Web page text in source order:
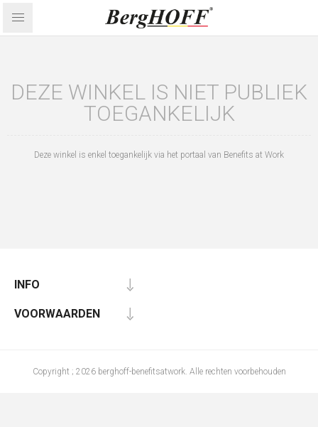
DEZE WINKEL IS NIET PUBLIEK
TOEGANKELIJK
Deze winkel is enkel toegankelijk via het portaal van Benefits at Work
INFO
VOORWAARDEN
Copyright ; 2026 berghoff-benefitsatwork. Alle rechten voorbehouden